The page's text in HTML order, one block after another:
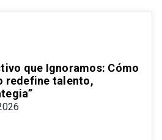
que Ignoramos: Cómo
redefine talento,